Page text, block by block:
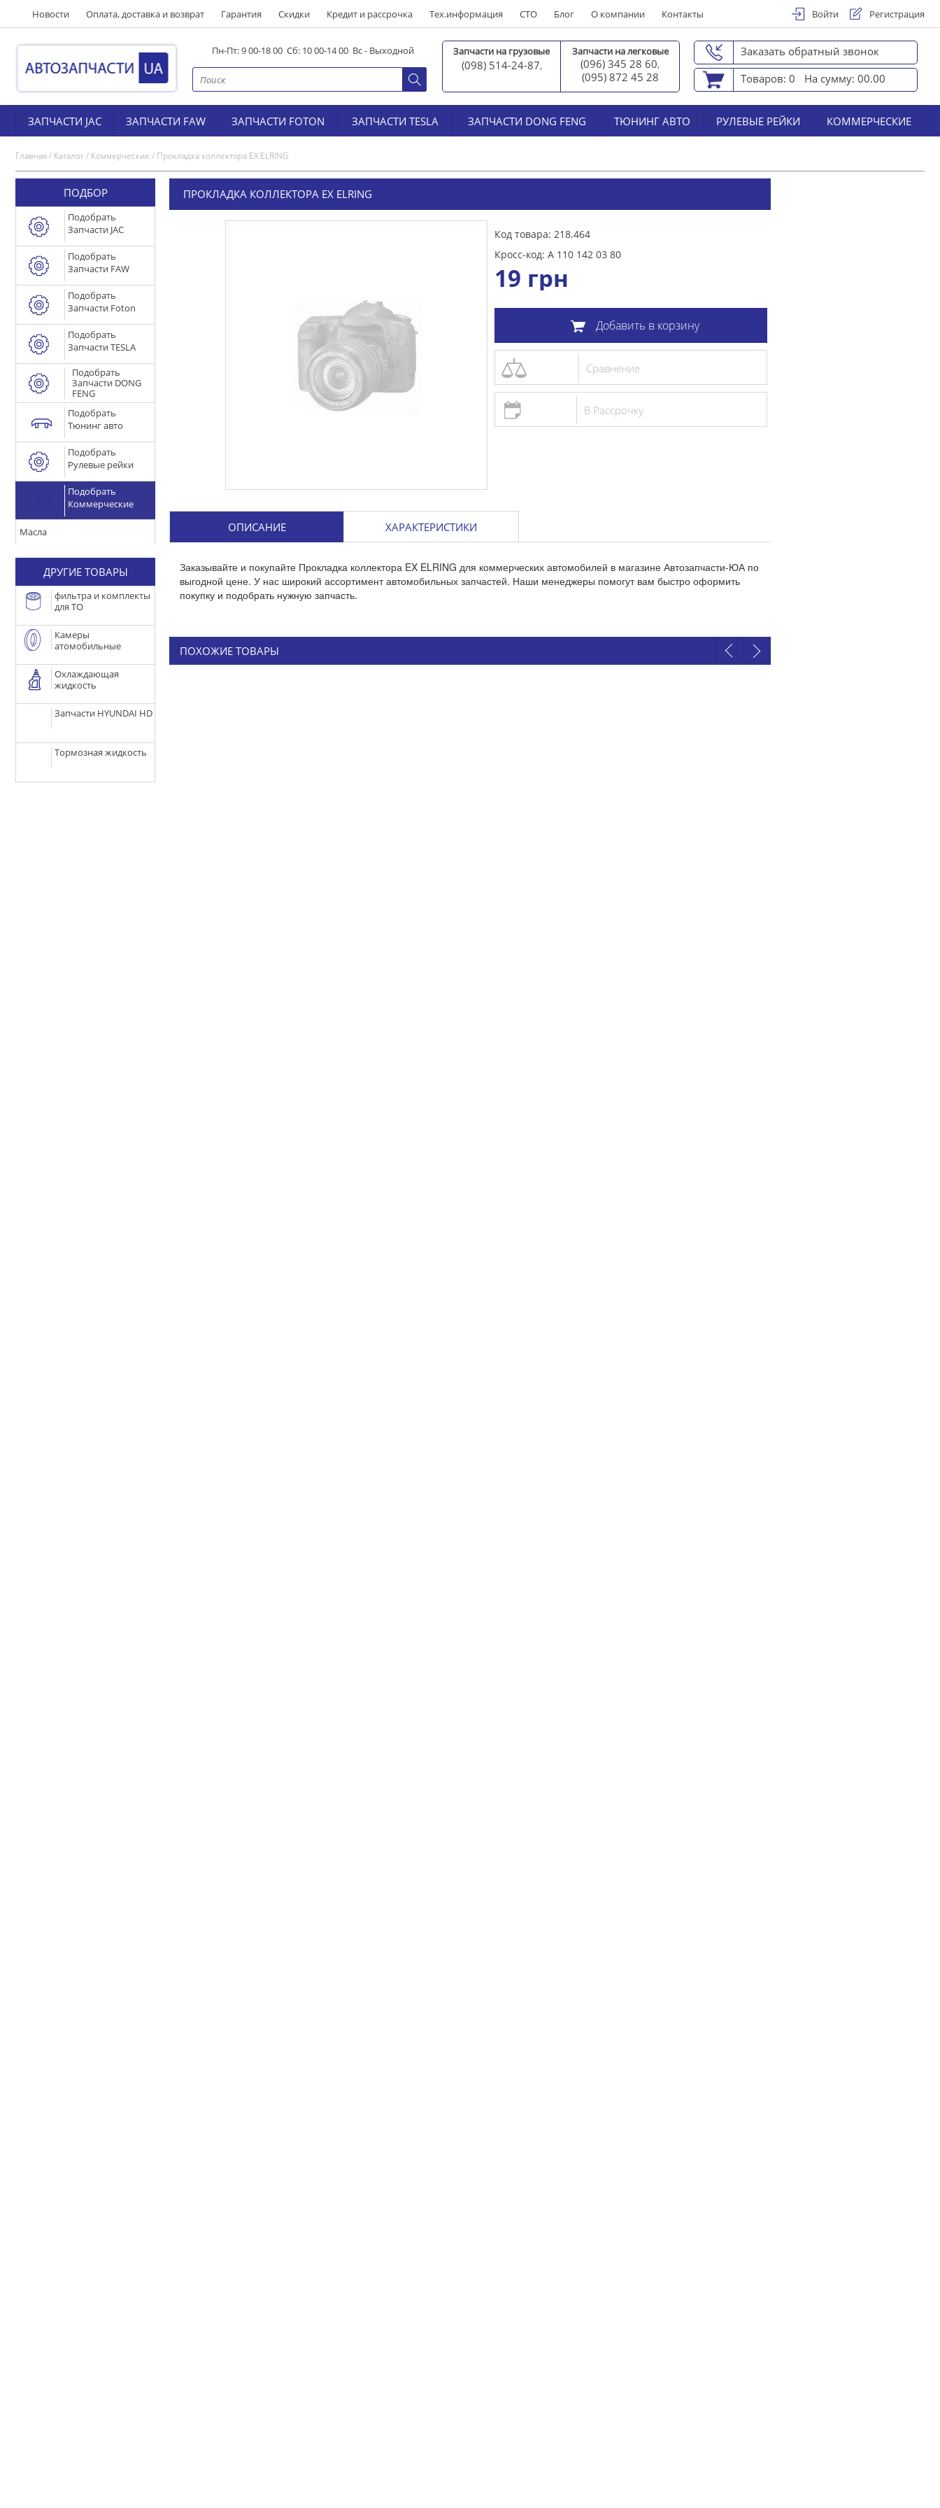
Новости Оплата, доставка и возврат Гарантия Скидки Кредит и рассрочка Тех.информация СТО Блог О компании Контакты Войти Регистрация
Пн-Пт: 9 00-18 00 Сб: 10 00-14 00 Вс - Выходной Запчасти на грузовые
(098) 514-24-87,
Запчасти на легковые
(096) 345 28 60,
(095) 872 45 28
Заказать обратный звонок
Товаров: 0
На сумму: 00.00
ЗАПЧАСТИ JAC ЗАПЧАСТИ FAW ЗАПЧАСТИ FOTON ЗАПЧАСТИ TESLA ЗАПЧАСТИ DONG FENG ТЮНИНГ АВТО РУЛЕВЫЕ РЕЙКИ КОММЕРЧЕСКИЕ
Главная/ Каталог/ Коммерческие / Прокладка коллектора EX ELRING
ПОДБОР
Подобрать
Запчасти JAC
Подобрать
Запчасти FAW
Подобрать
Запчасти Foton
Подобрать
Запчасти TESLA
Подобрать
Запчасти DONG
FENG
Подобрать
Тюнинг авто
Подобрать
Рулевые рейки
Подобрать
Коммерческие
Масла
ДРУГИЕ ТОВАРЫ
фильтра и комплекты
для ТО
Камеры
атомобильные
Охлаждающая
жидкость
Запчасти HYUNDAI HD
Тормозная жидкость
ПРОКЛАДКА КОЛЛЕКТОРА EX ELRING
Код товара: 218.464
Кросс-код: A 110 142 03 80
19 грн
Добавить в корзину
Сравнение
В Рассрочку
ОПИСАНИЕ ХАРАКТЕРИСТИКИ
Заказывайте и покупайте Прокладка коллектора EX ELRING для коммерческих автомобилей в магазине Автозапчасти-ЮА по
выгодной цене. У нас широкий ассортимент автомобильных запчастей. Наши менеджеры помогут вам быстро оформить
покупку и подобрать нужную запчасть.
ПОХОЖИЕ ТОВАРЫ